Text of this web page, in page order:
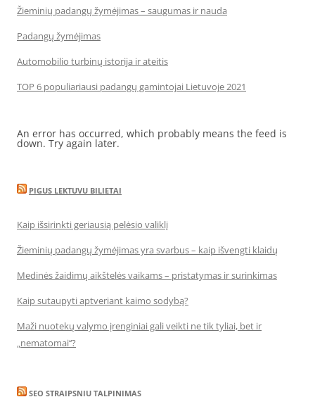
Žieminių padangų žymėjimas – saugumas ir nauda
Padangų žymėjimas
Automobilio turbinų istorija ir ateitis
TOP 6 populiariausi padangų gamintojai Lietuvoje 2021
An error has occurred, which probably means the feed is
down. Try again later.
PIGUS LEKTUVU BILIETAI
Kaip išsirinkti geriausią pelėsio valiklį
Žieminių padangų žymėjimas yra svarbus – kaip išvengti klaidų
Medinės žaidimų aikštelės vaikams – pristatymas ir surinkimas
Kaip sutaupyti aptveriant kaimo sodybą?
Maži nuotekų valymo įrenginiai gali veikti ne tik tyliai, bet ir
„nematomai‘‘?
SEO STRAIPSNIU TALPINIMAS